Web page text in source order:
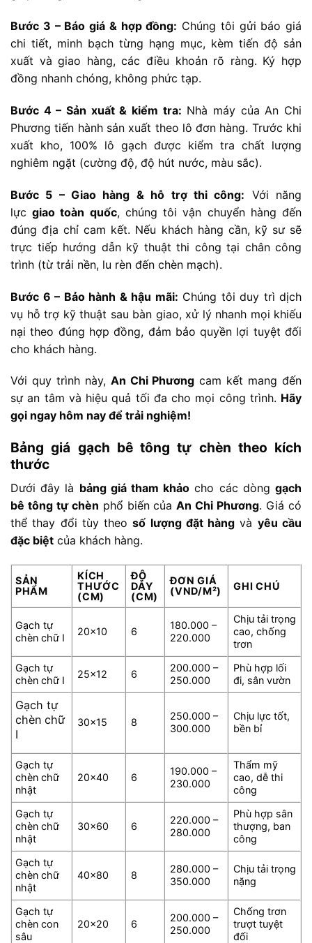
Bước 3 – Báo giá & hợp đồng: Chúng tôi gửi báo giá
chi tiết, minh bạch từng hạng mục, kèm tiến độ sản
xuất và giao hàng, các điều khoản rõ ràng. Ký hợp
đồng nhanh chóng, không phức tạp.
Bước 4 – Sản xuất & kiểm tra: Nhà máy của An Chi
Phương tiến hành sản xuất theo lô đơn hàng. Trước khi
xuất kho, 100% lô gạch được kiểm tra chất lượng
nghiêm ngặt (cường độ, độ hút nước, màu sắc).
Bước 5 – Giao hàng & hỗ trợ thi công: Với năng
lựcgiao toàn quốc, chúng tôi vận chuyển hàng đến
đúng địa chỉ cam kết. Nếu khách hàng cần, kỹ sư sẽ
trực tiếp hướng dẫn kỹ thuật thi công tại chân công
trình (từ trải nền, lu rèn đến chèn mạch).
Bước 6 – Bảo hành & hậu mãi: Chúng tôi duy trì dịch
vụ hỗ trợ kỹ thuật sau bàn giao, xử lý nhanh mọi khiếu
nại theo đúng hợp đồng, đảm bảo quyền lợi tuyệt đối
cho khách hàng.
Với quy trình này, An Chi Phương cam kết mang đến
sự an tâm và hiệu quả tối đa cho mọi công trình. Hãy
gọi ngay hôm nay để trải nghiệm!
Bảng giá gạch bê tông tự chèn theo kích
thước
Dưới đây là bảng giá tham khảo cho các dònggạch
bê tông tự chèn phổ biến củaAn Chi Phương. Giá có
thể thay đổi tùy theosố lượng đặt hàng và yêu cầu
đặc biệt của khách hàng.
SẢN
PHẨM
KÍCH
THƯỚC
(CM)
ĐỘ
DÀY
(CM)
ĐƠN GIÁ
(VND/M²)
GHI CHÚ
Gạch tự
chèn chữ I
20×10 6
180.000 –
220.000
Chịu tải trọng
cao, chống
trơn
Gạch tự
chèn chữ I
25×12 6
200.000 –
250.000
Phù hợp lối
đi, sân vườn
Gạch tự
chèn chữ
I
30×15 8
250.000 –
300.000
Chịu lực tốt,
bền bỉ
Gạch tự
chèn chữ
nhật
20×40 6
190.000 –
230.000
Thẩm mỹ
cao, dễ thi
công
Gạch tự
chèn chữ
nhật
30×60 6
220.000 –
280.000
Phù hợp sân
thượng, ban
công
Gạch tự
chèn chữ
nhật
40×80 8
280.000 –
350.000
Chịu tải trọng
nặng
Gạch tự
chèn con
sâu
20×20 6
200.000 –
250.000
Chống trơn
trượt tuyệt
đối